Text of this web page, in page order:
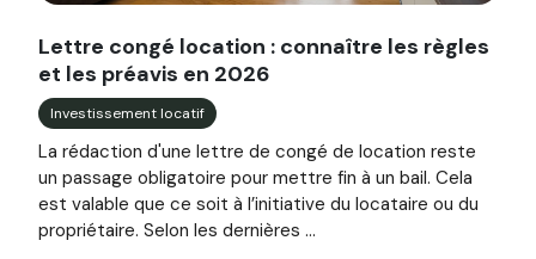
Image illustrant l'article "Lettre congé location :
Lettre congé location : connaître les règles
et les préavis en 2026
Investissement locatif
La rédaction d'une lettre de congé de location reste
un passage obligatoire pour mettre fin à un bail. Cela
est valable que ce soit à l’initiative du locataire ou du
propriétaire. Selon les dernières ...